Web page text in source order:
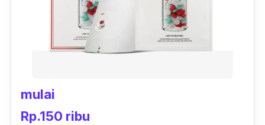
mulai
Rp.150 ribu